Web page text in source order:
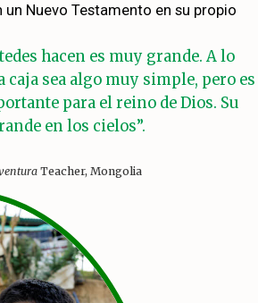
Nuevo Testamento en su propio
hacen es muy grande. A lo
caja sea algo muy simple, pero es
para el reino de Dios. Su
en los cielos”.
Teacher, Mongolia